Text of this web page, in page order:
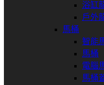
浴缸
戶外
馬桶
智能
馬桶
電腦
馬桶